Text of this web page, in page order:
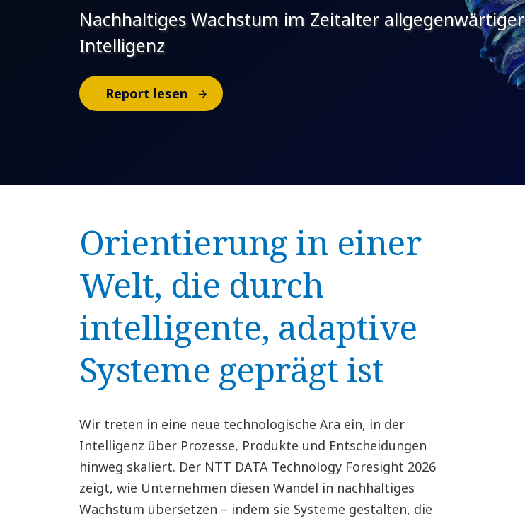
Nachhaltiges Wachstum im Zeitalter allgegenwärtiger
Intelligenz
Report lesen
Orientierung in einer
Welt, die durch
intelligente, adaptive
Systeme geprägt ist
Wir treten in eine neue technologische Ära ein, in der
Intelligenz über Prozesse, Produkte und Entscheidungen
hinweg skaliert. Der NTT DATA Technology Foresight 2026
zeigt, wie Unternehmen diesen Wandel in nachhaltiges
Wachstum übersetzen – indem sie Systeme gestalten, die